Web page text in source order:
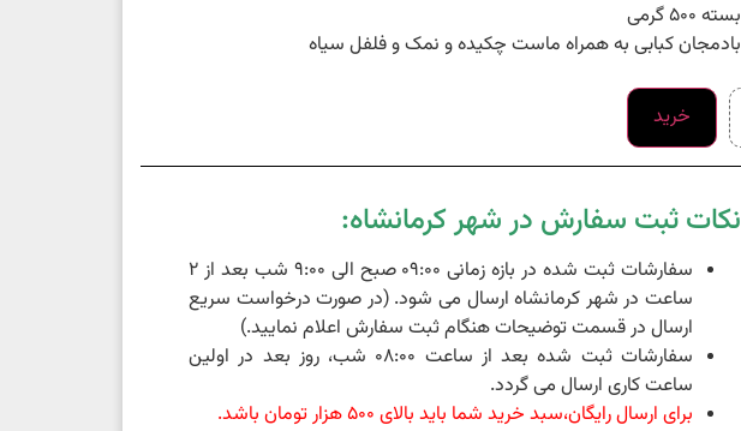
بسته 500 گرمی
بادمجان کبابی به همراه ماست چکیده و نمک و فلفل سیاه
خرید
نکات ثبت سفارش در شهر کرمانشاه:
سفارشات ثبت شده در بازه زمانی 09:00 صبح الی 9:00 شب بعد از 2
ساعت در شهر کرمانشاه ارسال می شود. (در صورت درخواست سریع
ارسال در قسمت توضیحات هنگام ثبت سفارش اعلام نمایید.)
سفارشات ثبت شده بعد از ساعت 08:00 شب، روز بعد در اولین
ساعت کاری ارسال می گردد.
برای ارسال رایگان،سبد خرید شما باید بالای 500 هزار تومان باشد.